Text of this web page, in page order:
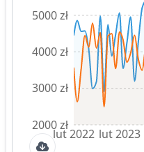
lut 2022 lut 2023
2000 zł
3000 zł
4000 zł
5000 zł